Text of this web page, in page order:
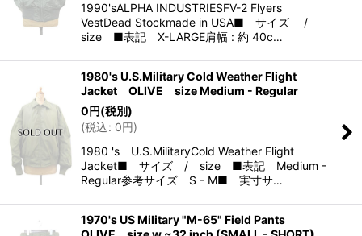
1990'sALPHA INDUSTRIESFV-2 Flyers
VestDead Stockmade in USA■ サイズ /
size ■表記 X-LARGE肩幅 : 約 40c…
1980's U.S.Military Cold Weather Flight
Jacket OLIVE size Medium - Regular
0円(税別)
(税込: 0円)
1980 's U.S.MilitaryCold Weather Flight
Jacket■ サイズ / size ■表記 Medium -
Regular参考サイズ S - M■ 実寸サ…
1970's US Military "M-65" Field Pants